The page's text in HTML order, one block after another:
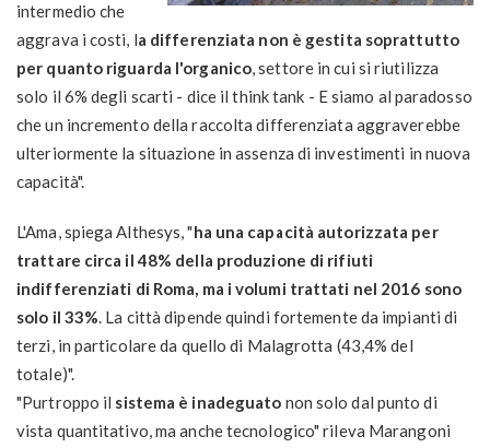
intermedio che
aggrava i costi, la differenziata non è gestita soprattutto
per quanto riguarda l'organico, settore in cui si riutilizza
solo il 6% degli scarti - dice il think tank - E siamo al paradosso
che un incremento della raccolta differenziata aggraverebbe
ulteriormente la situazione in assenza di investimenti in nuova
capacità".
L'Ama, spiega Althesys, "ha una capacità autorizzata per
trattare circa il 48% della produzione di rifiuti
indifferenziati di Roma, ma i volumi trattati nel 2016 sono
solo il 33%. La città dipende quindi fortemente da impianti di
terzi, in particolare da quello di Malagrotta (43,4% del
totale)".
"Purtroppo il sistema è inadeguato non solo dal punto di
vista quantitativo, ma anche tecnologico" rileva Marangoni